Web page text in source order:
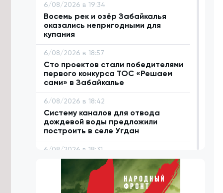
6/08/2026 в 19:34
Восемь рек и озёр Забайкалья
оказались непригодными для
купания
6/08/2026 в 18:57
Сто проектов стали победителями
первого конкурса ТОС «Решаем
сами» в Забайкалье
6/08/2026 в 18:42
Систему каналов для отвода
дождевой воды предложили
построить в селе Угдан
6/08/2026 в 18:31
Домен .РФ начал поддерживать 18
языков народов России
6/08/2026 в 18:06